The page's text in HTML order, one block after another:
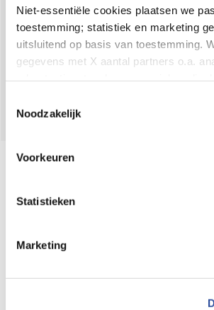
Niet-essentiële cookies plaatsen we
toestemming; statistiek en marketing
uitsluitend op basis van toestemming.
gegevens met X aantal partners o.a.
en de bewaartermijnen per categorie.
gegevensverwerking staat in de
Noodzakelijk
Voorkeuren
Statistieken
Marketing
Assortiment
VolgDAop:
Online aanbieder medicijnen
webshop mag verkopen.
⁠Verantwoorde zorg, ⁠ook online.